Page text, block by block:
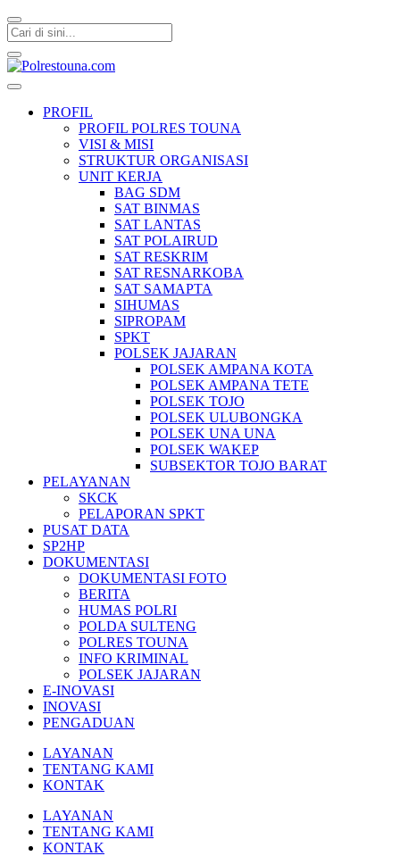
PROFIL
PROFIL POLRES TOUNA
VISI & MISI
STRUKTUR ORGANISASI
UNIT KERJA
BAG SDM
SAT BINMAS
SAT LANTAS
SAT POLAIRUD
SAT RESKRIM
SAT RESNARKOBA
SAT SAMAPTA
SIHUMAS
SIPROPAM
SPKT
POLSEK JAJARAN
POLSEK AMPANA KOTA
POLSEK AMPANA TETE
POLSEK TOJO
POLSEK ULUBONGKA
POLSEK UNA UNA
POLSEK WAKEP
SUBSEKTOR TOJO BARAT
PELAYANAN
SKCK
PELAPORAN SPKT
PUSAT DATA
SP2HP
DOKUMENTASI
DOKUMENTASI FOTO
BERITA
HUMAS POLRI
POLDA SULTENG
POLRES TOUNA
INFO KRIMINAL
POLSEK JAJARAN
E-INOVASI
INOVASI
PENGADUAN
LAYANAN
TENTANG KAMI
KONTAK
LAYANAN
TENTANG KAMI
KONTAK